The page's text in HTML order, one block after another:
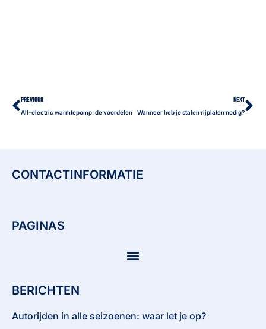
Vorige
PREVIOUS
All-electric warmtepomp: de voordelen
NEXT
Wanneer heb je stalen rijplaten nodig?
CONTACTINFORMATIE
PAGINAS
BERICHTEN
Autorijden in alle seizoenen: waar let je op?